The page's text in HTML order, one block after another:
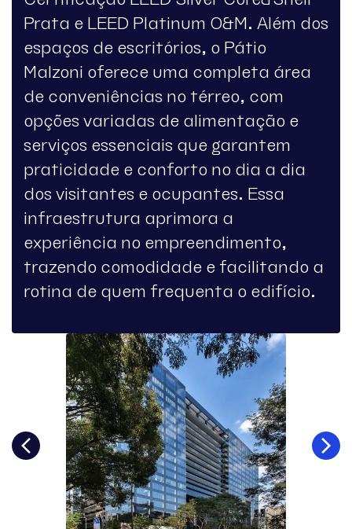
Prata e LEED Platinum O&M. Além dos
espaços de escritórios, o Pátio
Malzoni oferece uma completa área
de conveniências no térreo, com
opções variadas de alimentação e
serviços essenciais que garantem
praticidade e conforto no dia a dia
dos visitantes e ocupantes. Essa
infraestrutura aprimora a
experiência no empreendimento,
trazendo comodidade e facilitando a
rotina de quem frequenta o edifício.